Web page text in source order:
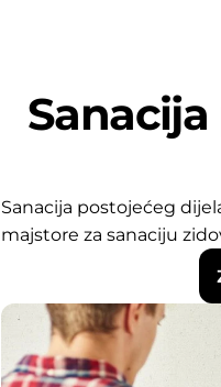
Sanacija postojećeg
majstore za sanaciju